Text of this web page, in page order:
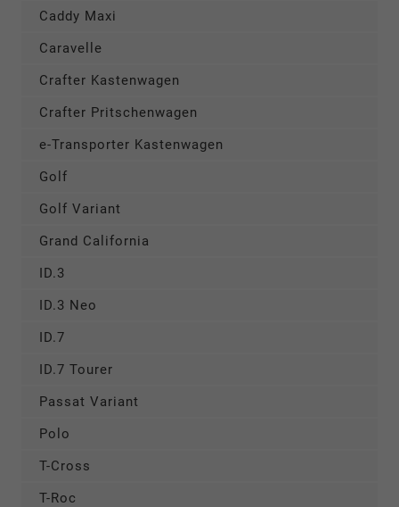
Caddy Maxi
Caravelle
Crafter Kastenwagen
Crafter Pritschenwagen
e-Transporter Kastenwagen
Golf
Golf Variant
Grand California
ID.3
ID.3 Neo
ID.7
ID.7 Tourer
Passat Variant
Polo
T-Cross
T-Roc